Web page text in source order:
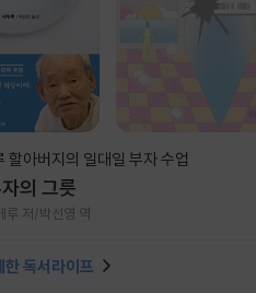
아버지의 일대일 부자 수업
의 그릇
루 저/박선영 역
한 독서라이프